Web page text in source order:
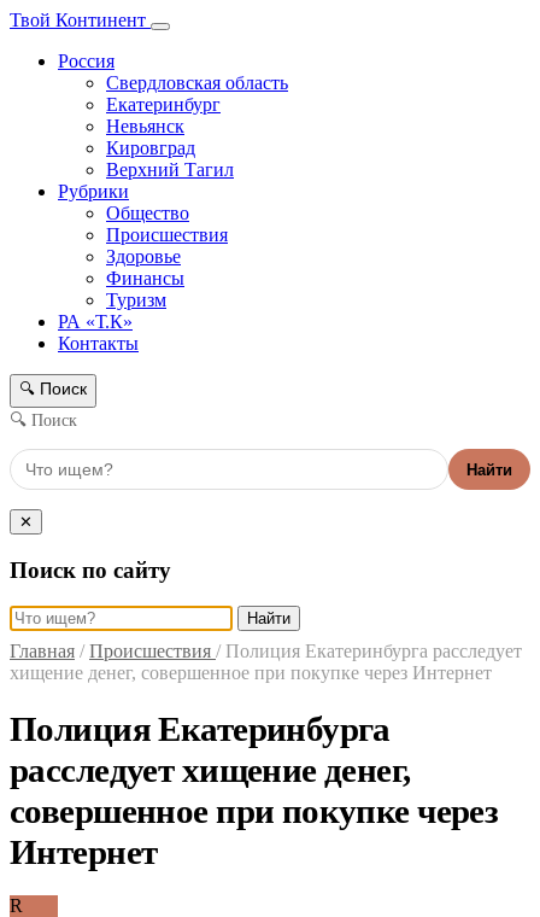
Твой Континент
Россия
Свердловская область
Екатеринбург
Невьянск
Кировград
Верхний Тагил
Рубрики
Общество
Происшествия
Здоровье
Финансы
Туризм
РА «Т.К»
Контакты
🔍 Поиск
🔍 Поиск
Найти
✕
Поиск по сайту
Найти
Главная / Происшествия / Полиция Екатеринбурга расследует
хищение денег, совершенное при покупке через Интернет
Полиция Екатеринбурга
расследует хищение денег,
совершенное при покупке через
Интернет
R